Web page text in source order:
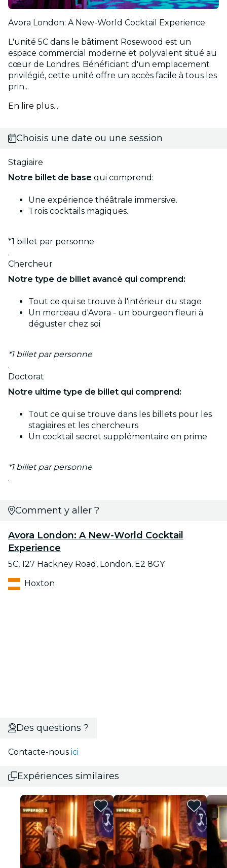
Avora London: A New-World Cocktail Experience
L'unité 5C dans le bâtiment Rosewood est un
espace commercial moderne et polyvalent situé au
cœur de Londres. Bénéficiant d'un emplacement
privilégié, cette unité offre un accès facile à tous les
prin...
En lire plus...
Choisis une date ou une session
Stagiaire
Notre billet de base qui comprend:
Une expérience théâtrale immersive.
Trois cocktails magiques.
*1 billet par personne
.
Chercheur
Notre type de billet avancé qui comprend:
Tout ce qui se trouve à l'intérieur du stage
Un morceau d'Avora - un bourgeon fleuri à
déguster chez soi
*1 billet par personne
.
Doctorat
Notre ultime type de billet qui comprend:
Tout ce qui se trouve dans les billets pour les
stagiaires et les chercheurs
Un cocktail secret supplémentaire en prime
*1 billet par personne
.
Comment y aller ?
Avora London: A New-World Cocktail
Experience
5C, 127 Hackney Road, London, E2 8GY
Hoxton
Des questions ?
Contacte-nous ici
Expériences similaires